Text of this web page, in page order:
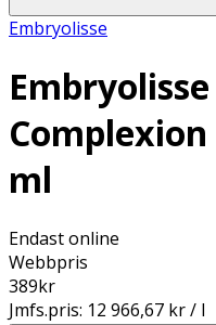
Embryolisse
ml
Endast online
Webbpris
389kr
Jmfs.pris: 12 966,67 kr / l